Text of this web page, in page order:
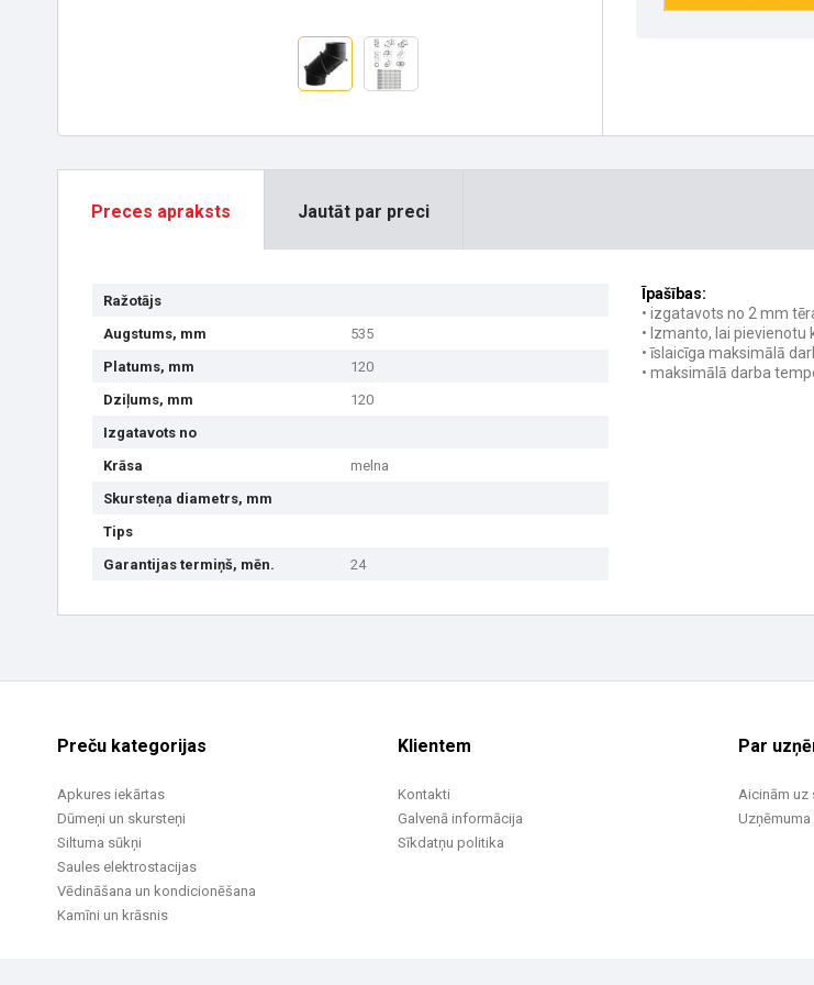
Preces apraksts
Ražotājs
Augstums, mm
535
Platums, mm
120
Dziļums, mm
120
Izgatavots no
Krāsa
melna
Skursteņa diametrs, mm
Tips
Garantijas termiņš, mēn.
24
Īpašības:
• izgatavots no 2 mm
• Izmanto, lai
• īslaicīga maksimālā
• maksimālā darba
Jautāt par preci
Preču kategorijas
Apkures iekārtas
Dūmeņi un skursteņi
Siltuma sūkņi
Saules elektrostacijas
Vēdināšana un kondicionēšana
Kamīni un krāsnis
Klientem
Kontakti
Galvenā informācija
Sīkdatņu politika
Par
Aicinām uz